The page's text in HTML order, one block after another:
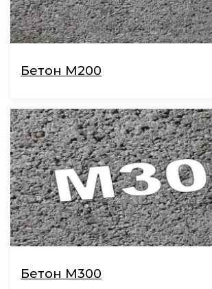
Бетон М200
Бетон М300